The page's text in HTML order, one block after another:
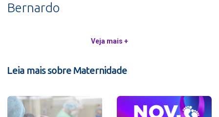
Bernardo
Veja mais +
Leia mais sobre Maternidade